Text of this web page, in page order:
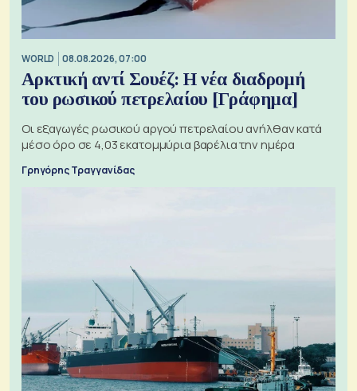
WORLD 08.08.2026, 07:00
Αρκτική αντί Σουέζ: Η νέα διαδρομή
του ρωσικού πετρελαίου [Γράφημα]
Οι εξαγωγές ρωσικού αργού πετρελαίου ανήλθαν κατά
μέσο όρο σε 4,03 εκατομμύρια βαρέλια την ημέρα
Γρηγόρης Τραγγανίδας